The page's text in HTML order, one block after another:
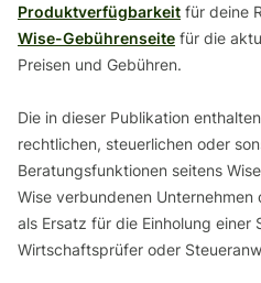
Produktverfügbarkeit für deine
Wise-Gebührenseite für die
Preisen und Gebühren.
Die in dieser Publikation
rechtlichen, steuerlichen oder
Beratungsfunktionen seitens
Wise verbundenen
als Ersatz für die Einholung
Wirtschaftsprüfer oder